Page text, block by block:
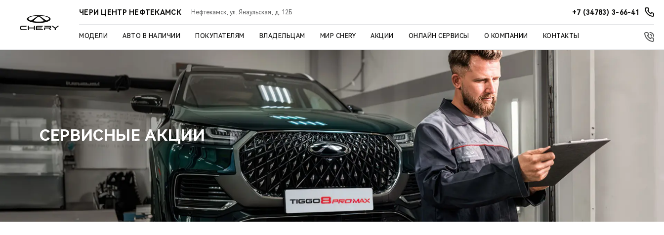
ЧЕРИ ЦЕНТР НЕФТЕКАМСК Нефтекамск, ул. Янаульская, д. 12Б +7 (34783) 3-66-41
МОДЕЛИ АВТО В НАЛИЧИИ ПОКУПАТЕЛЯМ ВЛАДЕЛЬЦАМ МИР CHERY АКЦИИ ОНЛАЙН СЕРВИСЫ О КОМПАНИИ КОНТАКТЫ
СЕРВИСНЫЕ АКЦИИ